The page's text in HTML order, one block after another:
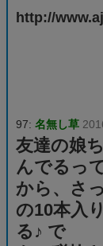
http://
97: 名無し草
友達の娘
んでるっ
から、さ
の10本入
る♪ で